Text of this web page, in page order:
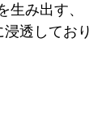
生み出す、
透しており